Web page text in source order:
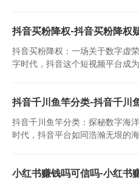
抖音买粉降权-抖音买粉降权
抖音买粉降权：一场关于数字虚
字时代，抖音这个短视频平台成
抖音千川鱼竿分类-抖音千川
抖音千川鱼竿分类：探秘数字海
时代，抖音平台如同浩瀚无垠的
小红书赚钱吗可信吗-小红书